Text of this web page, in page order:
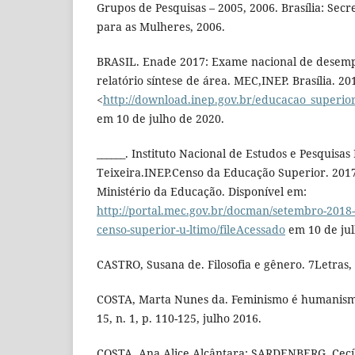
Grupos de Pesquisas – 2005, 2006. Brasília:
para as Mulheres, 2006.
BRASIL. Enade 2017: Exame nacional de
relatório síntese de área. MEC,INEP. Brasília.
<http://download.inep.gov.br/
em 10 de julho de 2020.
______. Instituto Nacional de Estudos e
Teixeira.INEP.Censo da Educação Superior.
Ministério da Educação. Disponível em:
http://portal.mec.gov.br/docman/setembro-
censo-superior-u-ltimo/fileAcessado em 10 de
CASTRO, Susana de. Filosofia e gênero. 7Letras,
COSTA, Marta Nunes da. Feminismo é
15, n. 1, p. 110-125, julho 2016.